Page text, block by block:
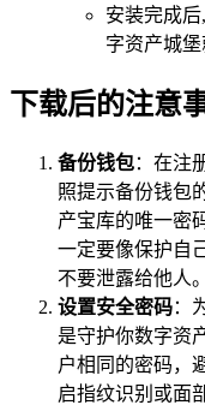
安装完成
字资产城堡
下载后的注意
备份钱包：在注
照提示备份钱包
产宝库的唯一密
一定要像保护自
不要泄露给他人。
设置安全密码：
是守护你数字资
户相同的密码，
启指纹识别或面